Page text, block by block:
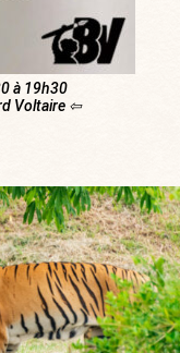
à 19h30
Voltaire ⇦